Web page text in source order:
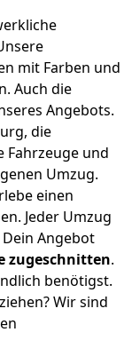
mit Farben und
Auch die
Angebots.
, die
Fahrzeuge und
Umzug.
einen
Jeder Umzug
Angebot
zugeschnitten.
benötigst.
ziehen? Wir sind